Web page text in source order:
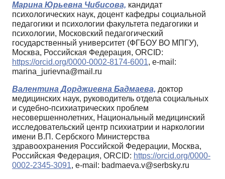
Марина Юрьевна Чибисова, кандидат
психологических наук, доцент кафедры социальной
педагогики и психологии факультета педагогики и
психологии, Московский педагогический
государственный университет (ФГБОУ ВО МПГУ),
Москва, Российская Федерация, ORCID:
https://orcid.org/0000-0002-8174-6001, e-mail:
marina_jurievna@mail.ru
Валентина Дорджиевна Бадмаева, доктор
медицинских наук, руководитель отдела социальных
и судебно-психиатрических проблем
несовершеннолетних, Национальный медицинский
исследовательский центр психиатрии и наркологии
имени В.П. Сербского Министерства
здравоохранения Российской Федерации, Москва,
Российская Федерация, ORCID: https://orcid.org/0000-
0002-2345-3091, e-mail: badmaeva.v@serbsky.ru